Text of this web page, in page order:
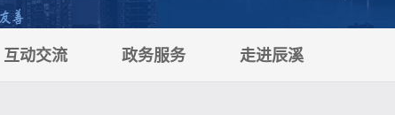
互动交流 政务服务 走进辰溪